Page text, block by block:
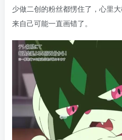
少做二创的粉丝都愣住了，心里
来自己可能一直画错了。